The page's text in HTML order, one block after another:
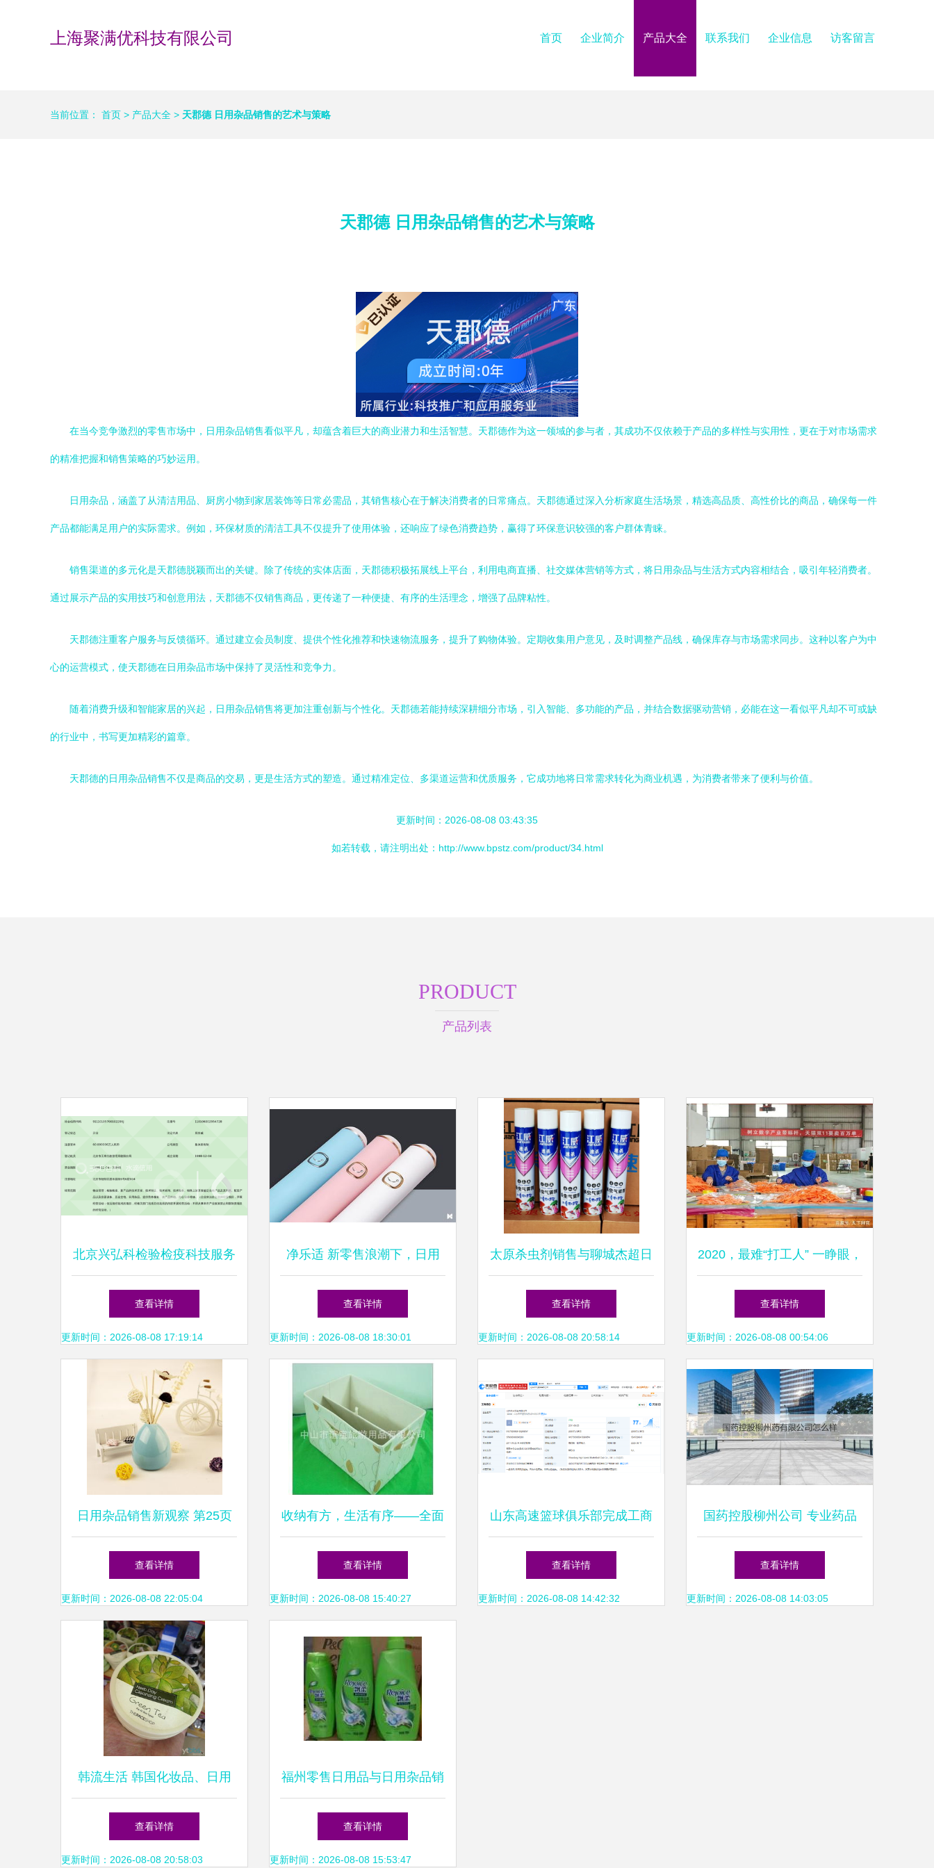
上海聚满优科技有限公司 首页 企业简介 产品大全 联系我们 企业信息 访客留言
当前位置： 首页 > 产品大全 > 天郡德 日用杂品销售的艺术与策略
天郡德 日用杂品销售的艺术与策略
在当今竞争激烈的零售市场中，日用杂品销售看似平凡，却蕴含着巨大的商业潜力和生活智慧。天郡德作为这一领域的参与者，其成功不仅依赖于产品的多样性与实用性，更在于对市场需求
的精准把握和销售策略的巧妙运用。
日用杂品，涵盖了从清洁用品、厨房小物到家居装饰等日常必需品，其销售核心在于解决消费者的日常痛点。天郡德通过深入分析家庭生活场景，精选高品质、高性价比的商品，确保每一件
产品都能满足用户的实际需求。例如，环保材质的清洁工具不仅提升了使用体验，还响应了绿色消费趋势，赢得了环保意识较强的客户群体青睐。
销售渠道的多元化是天郡德脱颖而出的关键。除了传统的实体店面，天郡德积极拓展线上平台，利用电商直播、社交媒体营销等方式，将日用杂品与生活方式内容相结合，吸引年轻消费者。
通过展示产品的实用技巧和创意用法，天郡德不仅销售商品，更传递了一种便捷、有序的生活理念，增强了品牌粘性。
天郡德注重客户服务与反馈循环。通过建立会员制度、提供个性化推荐和快速物流服务，提升了购物体验。定期收集用户意见，及时调整产品线，确保库存与市场需求同步。这种以客户为中
心的运营模式，使天郡德在日用杂品市场中保持了灵活性和竞争力。
随着消费升级和智能家居的兴起，日用杂品销售将更加注重创新与个性化。天郡德若能持续深耕细分市场，引入智能、多功能的产品，并结合数据驱动营销，必能在这一看似平凡却不可或缺
的行业中，书写更加精彩的篇章。
天郡德的日用杂品销售不仅是商品的交易，更是生活方式的塑造。通过精准定位、多渠道运营和优质服务，它成功地将日常需求转化为商业机遇，为消费者带来了便利与价值。
更新时间：2026-08-08 03:43:35
如若转载，请注明出处：http://www.bpstz.com/product/34.html
PRODUCT
产品列表
北京兴弘科检验检疫科技服务
中心 专业检验检疫技术赋能
日用杂品销售新篇章
查看详情
更新时间：2026-08-08 17:19:14
净乐适 新零售浪潮下，日用
品品牌的战略突围与正确打开
方式
查看详情
更新时间：2026-08-08 18:30:01
太原杀虫剂销售与聊城杰超日
用品 日用杂品销售市场新观
察
查看详情
更新时间：2026-08-08 20:58:14
2020，最难“打工人” 一睁眼，
肩上就是300人的生存
查看详情
更新时间：2026-08-08 00:54:06
日用杂品销售新观察 第25页
的生活日用品比价与促销解析
查看详情
更新时间：2026-08-08 22:05:04
收纳有方，生活有序——全面
解析热门收纳用品选购指南
查看详情
更新时间：2026-08-08 15:40:27
山东高速篮球俱乐部完成工商
变更，正式更名为山东风生贸
易
查看详情
更新时间：2026-08-08 14:42:32
国药控股柳州公司 专业药品
供应与日用杂品销售的融合探
索
查看详情
更新时间：2026-08-08 14:03:05
韩流生活 韩国化妆品、日用
品、食品与厨房用品的零售与
批发全解析
查看详情
更新时间：2026-08-08 20:58:03
福州零售日用品与日用杂品销
售市场观察
查看详情
更新时间：2026-08-08 15:53:47